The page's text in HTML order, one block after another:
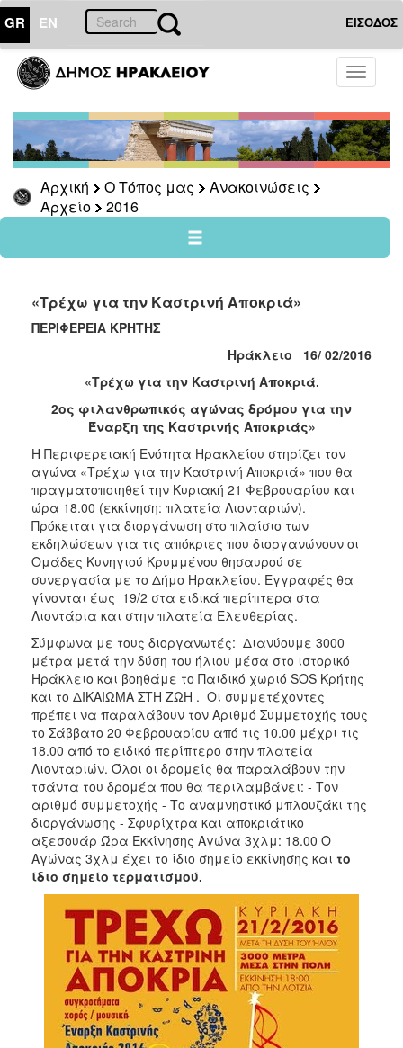
GR EN ΕΙΣΟΔΟΣ
Toggle
Αρχική Ο Τόπος μας
Ανακοινώσεις
Αρχείο
2016
ΤΟΠΟΣ
ΜΑΣ
Ανακοινώσεις
Αρχείο
2026
2025
2021
2019
2017
2016
2015
2012
2011
ΔΗΜΟΣ
ΠΟΛΙΤΙΣΜΟΣ
ΑΝΘΕΚΤΙΚΗ
ΠΟΛΗ
«Τρέχω για την Καστρινή Αποκριά»
ΠΕΡΙΦΕΡΕΙΑ ΚΡΗΤΗΣ
Ηράκλειο 16/ 02/2016
«Τρέχω για την Καστρινή Αποκριά.
2ος φιλανθρωπικός αγώνας δρόμου για την
Έναρξη της Καστρινής Αποκριάς»
Η Περιφερειακή Ενότητα Ηρακλείου στηρίζει τον
αγώνα «Τρέχω για την Καστρινή Αποκριά» που θα
πραγματοποιηθεί την Κυριακή 21 Φεβρουαρίου και
ώρα 18.00 (εκκίνηση: πλατεία Λιονταριών).
Πρόκειται για διοργάνωση στο πλαίσιο των
εκδηλώσεων για τις απόκριες που διοργανώνουν οι
Ομάδες Κυνηγιού Κρυμμένου θησαυρού σε
συνεργασία με το Δήμο Ηρακλείου. Εγγραφές θα
γίνονται έως 19/2 στα ειδικά περίπτερα στα
Λιοντάρια και στην πλατεία Ελευθερίας.
Σύμφωνα με τους διοργανωτές: Διανύουμε 3000
μέτρα μετά την δύση του ήλιου μέσα στο ιστορικό
Ηράκλειο και βοηθάμε το Παιδικό χωριό SOS Κρήτης
και το ΔΙΚΑΙΩΜΑ ΣΤΗ ΖΩΗ . Οι συμμετέχοντες
πρέπει να παραλάβουν τον Αριθμό Συμμετοχής τους
το Σάββατο 20 Φεβρουαρίου από τις 10.00 μέχρι τις
18.00 από το ειδικό περίπτερο στην πλατεία
Λιονταριών. Όλοι οι δρομείς θα παραλάβουν την
τσάντα του δρομέα που θα περιλαμβάνει: - Τον
αριθμό συμμετοχής - Το αναμνηστικό μπλουζάκι της
διοργάνωσης - Σφυρίχτρα και αποκριάτικο
αξεσουάρ Ώρα Εκκίνησης Αγώνα 3χλμ: 18.00 Ο
Αγώνας 3χλμ έχει το ίδιο σημείο εκκίνησης και το
ίδιο σημείο τερματισμού.